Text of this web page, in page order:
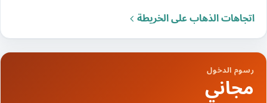
اتجاهات الذهاب على الخريطة
رسوم الدخول
مجاني